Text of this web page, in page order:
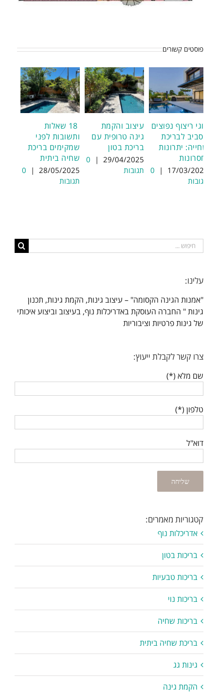
פוסטים קשורים
18 שאלות
ותשובות לפני
שמקימים בריכת
שחיה ביתית
28/05/2025
|
0
תגובות
עיצוב והקמת
גינה טרופית עם
בריכת בטון
29/04/2025
|
0
תגובות
סוגי ריצוף נפוצים
מסביב לבריכת
שחייה: יתרונות
וחסרונות
17/03/2025
|
0
תגובות
חיפוש...
עלינו:
"אמנות הגינה הקסומה" – עיצוב גינות, הקמת גינות, תכנון
גינות " החברה העוסקת באדריכלות נוף, בעיצוב וביצוע איכותי
של גינות פרטיות וציבוריות
צרו קשר לקבלת ייעוץ:
שם מלא (*)
טלפון (*)
דוא"ל
קטגוריות מאמרים:
אדריכלות נוף
בריכות בטון
בריכות טבעיות
בריכות נוי
בריכות שחיה
בריכת שחיה ביתית
גינות גג
הקמת גינה